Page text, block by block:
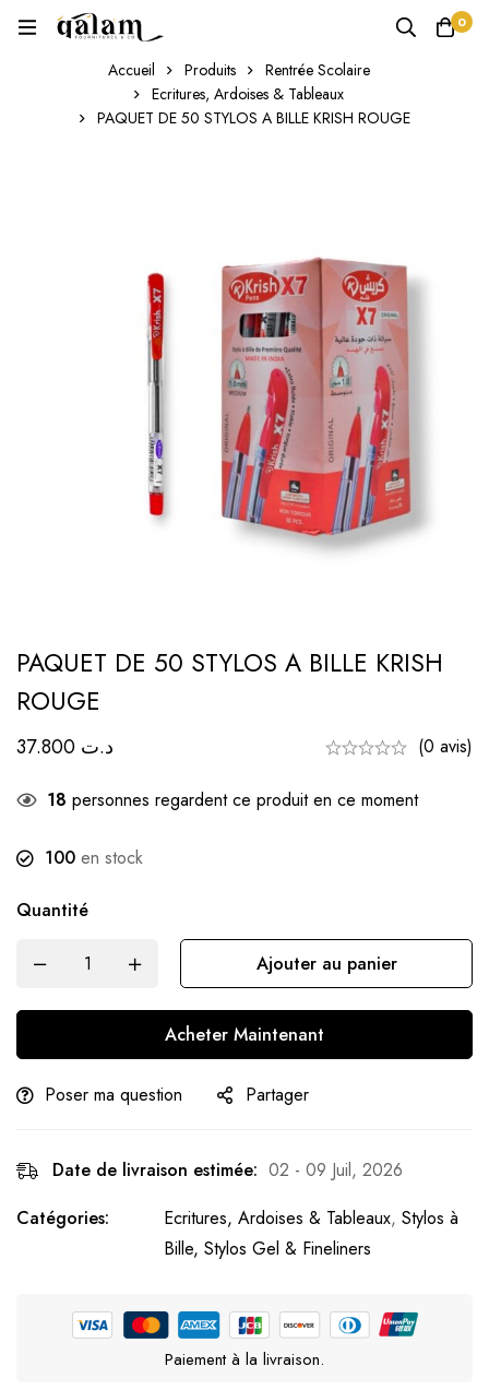
0
Accueil Produits
Rentrée Scolaire
Ecritures, Ardoises & Tableaux
PAQUET DE 50 STYLOS A BILLE KRISH ROUGE
PAQUET DE 50 STYLOS A BILLE KRISH
ROUGE
د.ت (0 avis)
18 personnes regardent ce produit en ce moment
100 en stock
Quantité
Ajouter au panier
Acheter Maintenant
Poser ma question Partager
Date de livraison estimée: 02 - 09 Juil, 2026
Catégories:
Ecritures, Ardoises & Tableaux, Stylos à
Bille, Stylos Gel & Fineliners
Paiement à la livraison.